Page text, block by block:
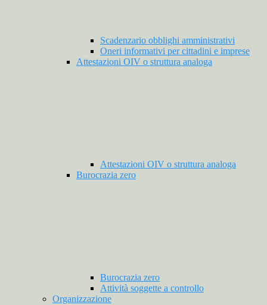
Scadenzario obblighi amministrativi
Oneri informativi per cittadini e imprese
Attestazioni OIV o struttura analoga
Attestazioni OIV o struttura analoga
Burocrazia zero
Burocrazia zero
Attività soggette a controllo
Organizzazione